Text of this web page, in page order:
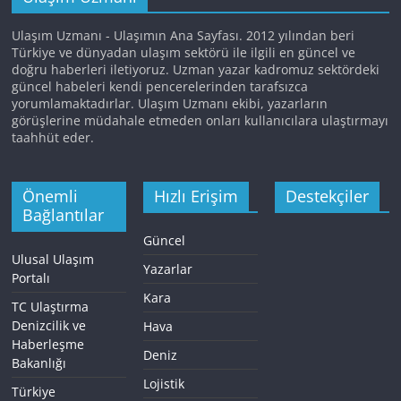
Ulaşım Uzmanı - Ulaşımın Ana Sayfası. 2012 yılından beri
Türkiye ve dünyadan ulaşım sektörü ile ilgili en güncel ve
doğru haberleri iletiyoruz. Uzman yazar kadromuz sektördeki
güncel habeleri kendi pencerelerinden tarafsızca
yorumlamaktadırlar. Ulaşım Uzmanı ekibi, yazarların
görüşlerine müdahale etmeden onları kullanıcılara ulaştırmayı
taahhüt eder.
Önemli
Bağlantılar
Ulusal Ulaşım
Portalı
TC Ulaştırma
Denizcilik ve
Haberleşme
Bakanlığı
Türkiye
Hızlı Erişim
Güncel
Yazarlar
Kara
Hava
Deniz
Lojistik
Destekçiler